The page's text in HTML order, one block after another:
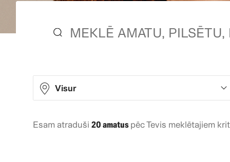
Visur
Esam atraduši 20 amatus pēc Tevis meklētajiem